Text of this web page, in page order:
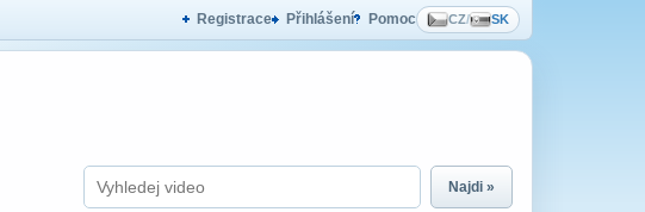
Registrace Přihlášení Pomoc CZ/ SK
Najdi »